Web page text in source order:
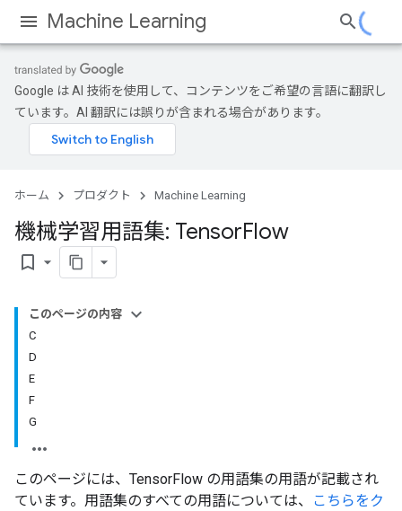
Machine Learning
Google は AI 技術を使用して、コンテンツをご希望の言語に翻訳し
ています。AI 翻訳には誤りが含まれる場合があります。
ホーム プロダクト Machine Learning
機械学習用語集: TensorFlow
bookmark_border
このページの内容
C
D
E
F
G
このページには、TensorFlow の用語集の用語が記載され
ています。用語集のすべての用語については、
こちらをク